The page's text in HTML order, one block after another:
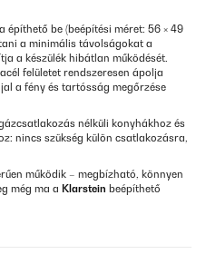
építhető be (beépítési méret: 56 × 49
a minimális távolságokat a
a készülék hibátlan működését.
felületet rendszeresen ápolja
a fény és tartósság megőrzése
nélküli konyhákhoz és
nincs szükség külön csatlakozásra,
működik – megbízható, könnyen
még ma a Klarstein beépíthető